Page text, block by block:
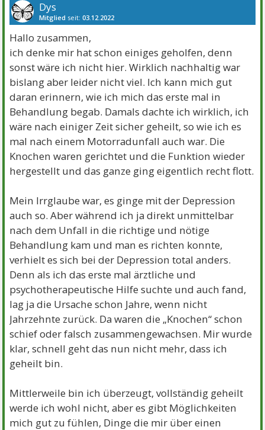
Dys
Mitglied seit:03.12.2022
Hallo zusammen,
ich denke mir hat schon einiges geholfen, denn
sonst wäre ich nicht hier. Wirklich nachhaltig war
bislang aber leider nicht viel. Ich kann mich gut
daran erinnern, wie ich mich das erste mal in
Behandlung begab. Damals dachte ich wirklich, ich
wäre nach einiger Zeit sicher geheilt, so wie ich es
mal nach einem Motorradunfall auch war. Die
Knochen waren gerichtet und die Funktion wieder
hergestellt und das ganze ging eigentlich recht flott.
Mein Irrglaube war, es ginge mit der Depression
auch so. Aber während ich ja direkt unmittelbar
nach dem Unfall in die richtige und nötige
Behandlung kam und man es richten konnte,
verhielt es sich bei der Depression total anders.
Denn als ich das erste mal ärztliche und
psychotherapeutische Hilfe suchte und auch fand,
lag ja die Ursache schon Jahre, wenn nicht
Jahrzehnte zurück. Da waren die „Knochen“ schon
schief oder falsch zusammengewachsen. Mir wurde
klar, schnell geht das nun nicht mehr, dass ich
geheilt bin.
Mittlerweile bin ich überzeugt, vollständig geheilt
werde ich wohl nicht, aber es gibt Möglichkeiten
mich gut zu fühlen, Dinge die mir über einen